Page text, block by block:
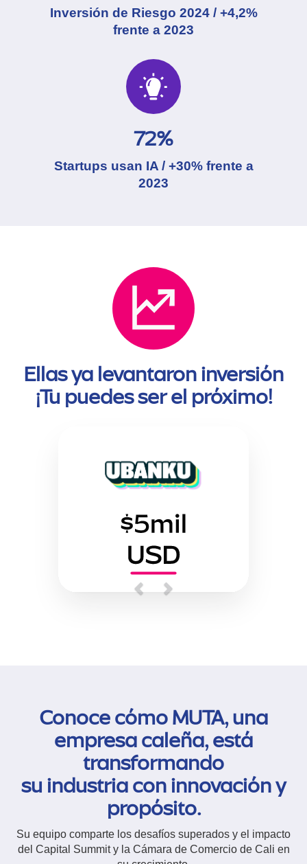
Inversión de Riesgo 2024 / +4,2%
frente a 2023
72%
Startups usan IA / +30% frente a
2023
Ellas ya levantaron inversión
¡Tu puedes ser el próximo!
Conoce cómo MUTA, una
empresa caleña, está
transformando
su industria con innovación y
propósito.
Su equipo comparte los desafíos superados y el impacto
del Capital Summit y la Cámara de Comercio de Cali en